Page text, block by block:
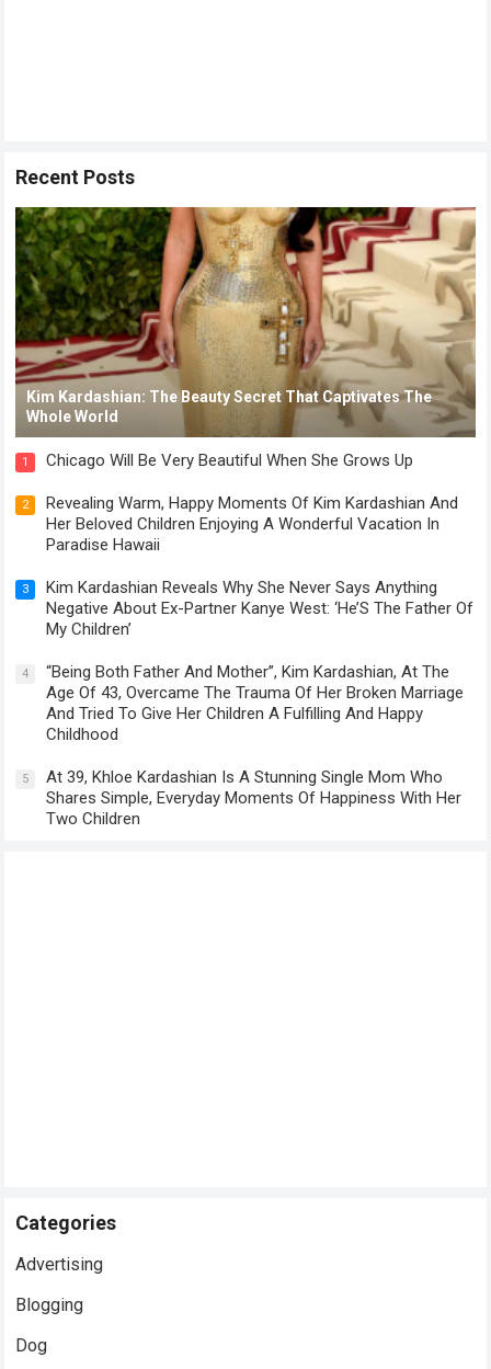
Recent Posts
Kim Kardashian: The Beauty Secret That Captivates The
Whole World
1 Chicago Will Be Very Beautiful When She Grows Up
2
Revealing Warm, Happy Moments Of Kim Kardashian And
Her Beloved Children Enjoying A Wonderful Vacation In
Paradise Hawaii
3
Kim Kardashian Reveals Why She Never Says Anything
Negative About Ex-Partner Kanye West: ‘He’S The Father Of
My Children’
4
“Being Both Father And Mother”, Kim Kardashian, At The
Age Of 43, Overcame The Trauma Of Her Broken Marriage
And Tried To Give Her Children A Fulfilling And Happy
Childhood
5
At 39, Khloe Kardashian Is A Stunning Single Mom Who
Shares Simple, Everyday Moments Of Happiness With Her
Two Children
Categories
Advertising
Blogging
Dog